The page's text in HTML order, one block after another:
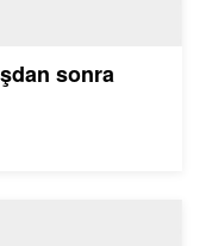
sonra